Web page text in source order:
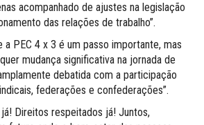
acompanhado de ajustes na legislação
das relações de trabalho”.
a PEC 4 x 3 é um passo importante, mas
mudança significativa na jornada de
debatida com a participação
federações e confederações”.
Direitos respeitados já! Juntos,